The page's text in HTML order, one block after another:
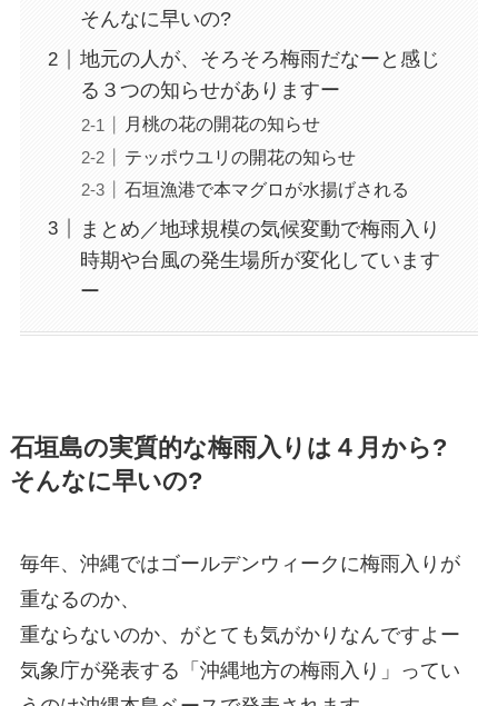
そんなに早いの?
地元の人が、そろそろ梅雨だなーと感じ
る３つの知らせがありますー
月桃の花の開花の知らせ
テッポウユリの開花の知らせ
石垣漁港で本マグロが水揚げされる
まとめ／地球規模の気候変動で梅雨入り
時期や台風の発生場所が変化しています
ー
石垣島の実質的な梅雨入りは４月から?
そんなに早いの?
毎年、沖縄ではゴールデンウィークに梅雨入りが
重なるのか、
重ならないのか、がとても気がかりなんですよー
気象庁が発表する「沖縄地方の梅雨入り」ってい